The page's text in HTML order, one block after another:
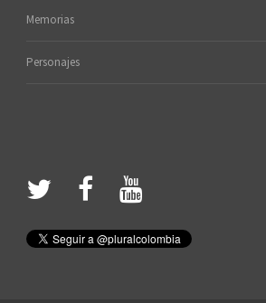
Memorias
Personajes